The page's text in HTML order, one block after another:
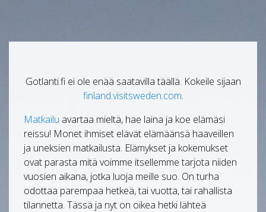
Gotlanti.fi ei ole enää saatavilla täällä. Kokeile sijaan
finland.visitsweden.com.
Matkailu avartaa mieltä, hae laina ja koe elämäsi
reissu! Monet ihmiset elävät elämäänsä haaveillen
ja uneksien matkailusta. Elämykset ja kokemukset
ovat parasta mitä voimme itsellemme tarjota niiden
vuosien aikana, jotka luoja meille suo. On turha
odottaa parempaa hetkeä, tai vuotta, tai rahallista
tilannetta. Tässä ja nyt on oikea hetki lähteä